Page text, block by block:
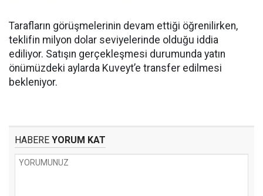
Tarafların görüşmelerinin devam ettiği öğrenilirken,
teklifin milyon dolar seviyelerinde olduğu iddia
ediliyor. Satışın gerçekleşmesi durumunda yatın
önümüzdeki aylarda Kuveyt’e transfer edilmesi
bekleniyor.
HABERE YORUM KAT